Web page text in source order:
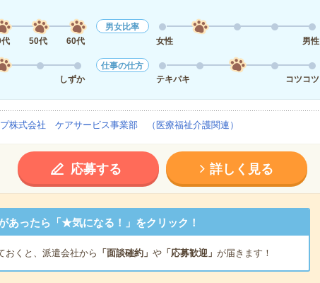
50代 60代
男女比率
女性
男性
しずか
仕事の仕方
テキパキ
コツコツ
株式会社 ケアサービス事業部 （医療福祉介護関連）
応募する 詳しく見る
あったら「★気になる！」をクリック！
おくと、派遣会社から 「面談確約」 や「応募歓迎」 が届きます！